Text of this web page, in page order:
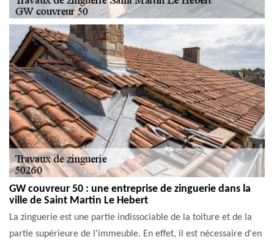
GW couvreur 50 : une entreprise de zinguerie dans la
ville de Saint Martin Le Hebert
La zinguerie est une partie indissociable de la toiture et de la
partie supérieure de l'immeuble. En effet, il est nécessaire d'en